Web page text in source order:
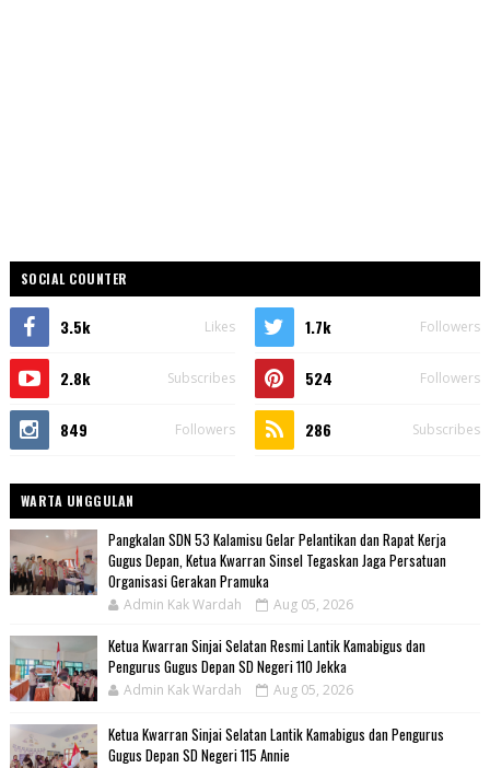
SOCIAL COUNTER
3.5k Likes 1.7k Followers
2.8k Subscribes 524 Followers
849 Followers 286 Subscribes
WARTA UNGGULAN
Pangkalan SDN 53 Kalamisu Gelar Pelantikan dan Rapat Kerja
Gugus Depan, Ketua Kwarran Sinsel Tegaskan Jaga Persatuan
Organisasi Gerakan Pramuka
Admin Kak Wardah Aug 05, 2026
Ketua Kwarran Sinjai Selatan Resmi Lantik Kamabigus dan
Pengurus Gugus Depan SD Negeri 110 Jekka
Admin Kak Wardah Aug 05, 2026
Ketua Kwarran Sinjai Selatan Lantik Kamabigus dan Pengurus
Gugus Depan SD Negeri 115 Annie